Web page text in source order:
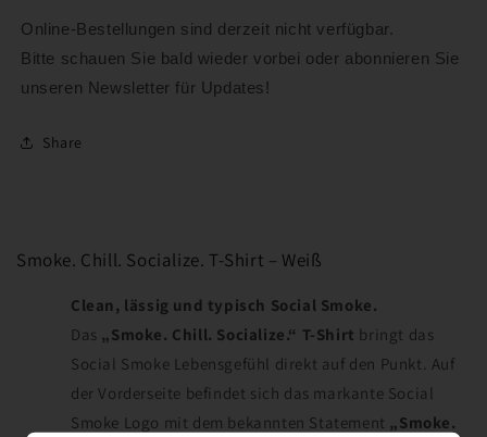
Online-Bestellungen sind derzeit nicht verfügbar.
Bitte schauen Sie bald wieder vorbei oder abonnieren Sie
unseren Newsletter für Updates!
Share
Smoke. Chill. Socialize. T-Shirt – Weiß
Clean, lässig und typisch Social Smoke.
Das „Smoke. Chill. Socialize.“ T-Shirt bringt das
Social Smoke Lebensgefühl direkt auf den Punkt. Auf
der Vorderseite befindet sich das markante Social
Smoke Logo mit dem bekannten Statement „Smoke.